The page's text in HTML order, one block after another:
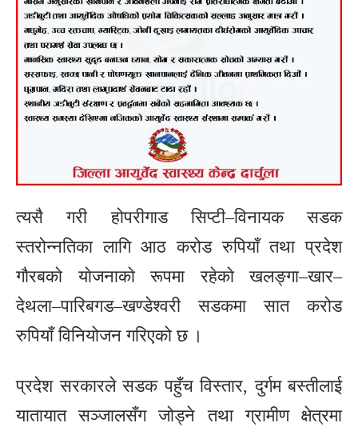
त्यसै गरी होपरीगाड सिप्टी–विनायक सडक
स्तरोन्नतिका लागि आठ करोड रुपियाँ तथा प्रदेश
गाैरबकाे याेजनाकाे रूपमा रहेकाे खलङ्गा–खार–
देथला–पारिबगड–खण्डेश्वरी सडकमा सात करोड
रुपियाँ विनियोजन गरिएको छ ।
प्रदेश सरकारले सडक पहुँच विस्तार, दुर्गम बस्तीलाई
यातायात सञ्जालसँग जोड्ने तथा ग्रामीण क्षेत्रमा